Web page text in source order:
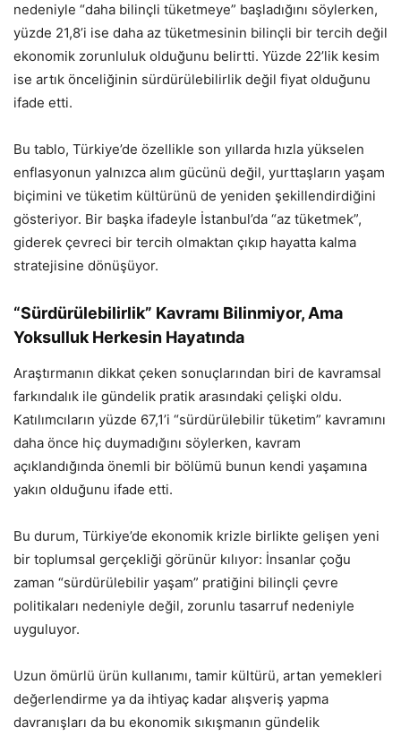
nedeniyle “daha bilinçli tüketmeye” başladığını söylerken,
yüzde 21,8’i ise daha az tüketmesinin bilinçli bir tercih değil
ekonomik zorunluluk olduğunu belirtti. Yüzde 22’lik kesim
ise artık önceliğinin sürdürülebilirlik değil fiyat olduğunu
ifade etti.
Bu tablo, Türkiye’de özellikle son yıllarda hızla yükselen
enflasyonun yalnızca alım gücünü değil, yurttaşların yaşam
biçimini ve tüketim kültürünü de yeniden şekillendirdiğini
gösteriyor. Bir başka ifadeyle İstanbul’da “az tüketmek”,
giderek çevreci bir tercih olmaktan çıkıp hayatta kalma
stratejisine dönüşüyor.
“Sürdürülebilirlik” Kavramı Bilinmiyor, Ama
Yoksulluk Herkesin Hayatında
Araştırmanın dikkat çeken sonuçlarından biri de kavramsal
farkındalık ile gündelik pratik arasındaki çelişki oldu.
Katılımcıların yüzde 67,1’i “sürdürülebilir tüketim” kavramını
daha önce hiç duymadığını söylerken, kavram
açıklandığında önemli bir bölümü bunun kendi yaşamına
yakın olduğunu ifade etti.
Bu durum, Türkiye’de ekonomik krizle birlikte gelişen yeni
bir toplumsal gerçekliği görünür kılıyor: İnsanlar çoğu
zaman “sürdürülebilir yaşam” pratiğini bilinçli çevre
politikaları nedeniyle değil, zorunlu tasarruf nedeniyle
uyguluyor.
Uzun ömürlü ürün kullanımı, tamir kültürü, artan yemekleri
değerlendirme ya da ihtiyaç kadar alışveriş yapma
davranışları da bu ekonomik sıkışmanın gündelik